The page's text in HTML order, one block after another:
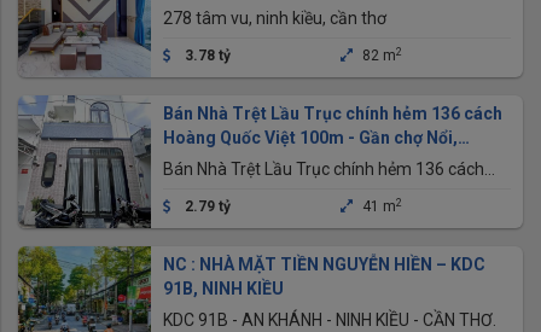
CÔNG – GIÁ 3.7ty
278 tâm vu, ninh kiều, cần thơ
3.78 tỷ 82 m2
Bán Nhà Trệt Lầu Trục chính hẻm 136 cách
Hoàng Quốc Việt 100m - Gần chợ Nổi,
trường học các cấp
Bán Nhà Trệt Lầu Trục chính hẻm 136 cách
học các Cấp, P.An Bình, TP.Cần Thơ
2.79 tỷ 41 m2
NC : NHÀ MẶT TIỀN NGUYỄN HIỀN – KDC
91B, NINH KIỀU
KDC 91B - AN KHÁNH - NINH KIỀU - CẦN THƠ.